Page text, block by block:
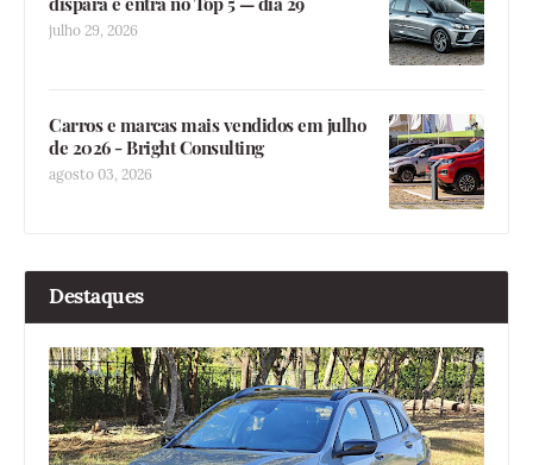
julho 29, 2026
Carros e marcas mais vendidos em julho
de 2026 - Bright Consulting
agosto 03, 2026
Destaques